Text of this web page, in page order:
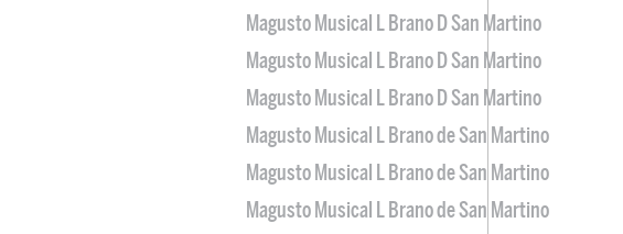
Magusto Musical L Brano D San Martino
Magusto Musical L Brano D San Martino
Magusto Musical L Brano D San Martino
Magusto Musical L Brano de San Martino
Magusto Musical L Brano de San Martino
Magusto Musical L Brano de San Martino